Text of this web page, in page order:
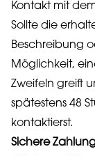
Kontakt mit
Sollte die
Beschreibung
Möglichkeit,
Zweifeln greift
spätestens 48
kontaktierst.
Sichere